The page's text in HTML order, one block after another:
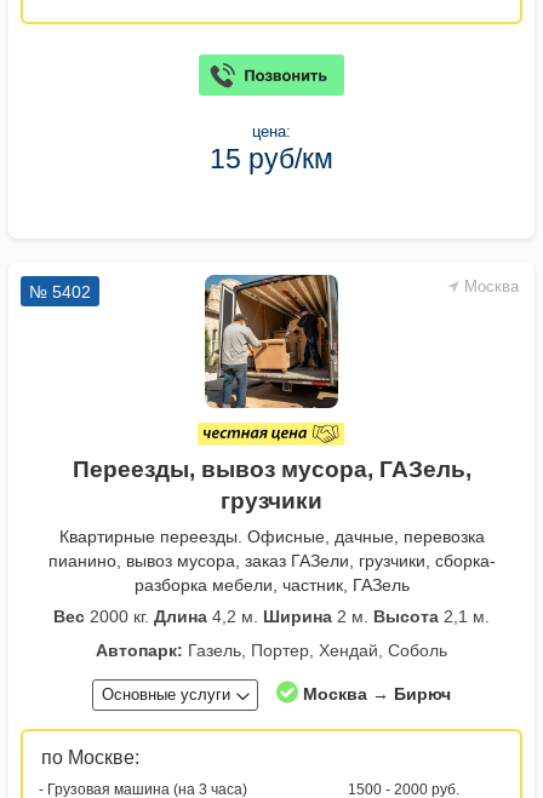
цена:
15 руб/км
Москва
№ 5402
Переезды, вывоз мусора, ГАЗель,
грузчики
Квартирные переезды. Офисные, дачные, перевозка
пианино, вывоз мусора, заказ ГАЗели, грузчики, сборка-
разборка мебели, частник, ГАЗель
Вес 2000 кг. Длина 4,2 м. Ширина 2 м. Высота 2,1 м.
Автопарк: Газель, Портер, Хендай, Соболь
Основные услуги Москва → Бирюч
по Москве:
- Грузовая машина (на 3 часа) 1500 - 2000 руб.